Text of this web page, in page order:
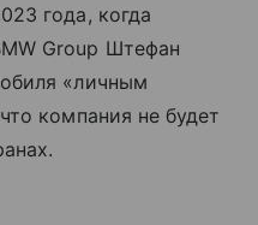
года, когда
Group Штефан
«личным
компания не будет